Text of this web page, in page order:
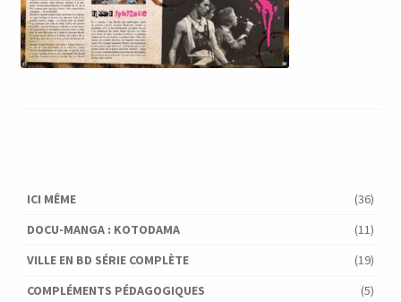
ICI MÊME
(36)
DOCU-MANGA : KOTODAMA
(11)
VILLE EN BD SÉRIE COMPLÈTE
(19)
COMPLÉMENTS PÉDAGOGIQUES
(5)